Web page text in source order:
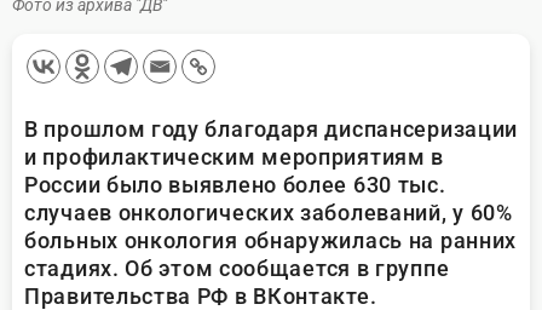
Фото из архива "ДВ"
В прошлом году благодаря диспансеризации
и профилактическим мероприятиям в
России было выявлено более 630 тыс.
случаев онкологических заболеваний, у 60%
больных онкология обнаружилась на ранних
стадиях. Об этом сообщается в группе
Правительства РФ в ВКонтакте.